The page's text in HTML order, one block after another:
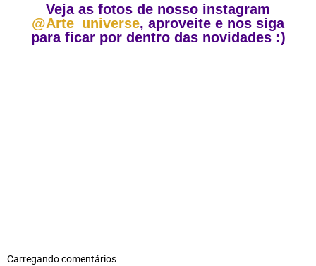
Veja as fotos de nosso instagram
@Arte_universe, aproveite e nos siga
para ficar por dentro das novidades :)
Carregando comentários ...